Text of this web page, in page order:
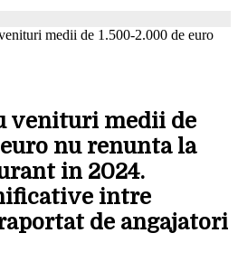
medii de 1.500-2.000 de euro
venituri medii de
nu renunta la
in 2024.
intre
de angajatori